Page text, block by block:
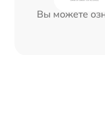
Вы можете